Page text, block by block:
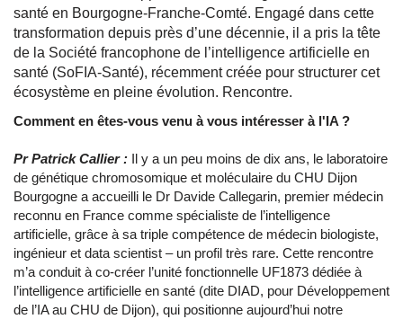
santé en Bourgogne-Franche-Comté. Engagé dans cette
transformation depuis près d’une décennie, il a pris la tête
de la Société francophone de l’intelligence artificielle en
santé (SoFIA-Santé), récemment créée pour structurer cet
écosystème en pleine évolution. Rencontre.
Comment en êtes-vous venu à vous intéresser à l'IA ?
Pr Patrick Callier : Il y a un peu moins de dix ans, le laboratoire
de génétique chromosomique et moléculaire du CHU Dijon
Bourgogne a accueilli le Dr Davide Callegarin, premier médecin
reconnu en France comme spécialiste de l’intelligence
artificielle, grâce à sa triple compétence de médecin biologiste,
ingénieur et data scientist – un profil très rare. Cette rencontre
m’a conduit à co-créer l’unité fonctionnelle UF1873 dédiée à
l’intelligence artificielle en santé (dite DIAD, pour Développement
de l’IA au CHU de Dijon), qui positionne aujourd’hui notre